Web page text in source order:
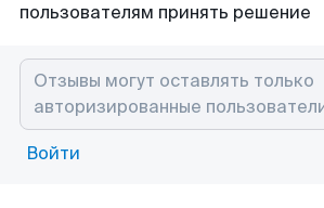
пользователям принять решение
Войти